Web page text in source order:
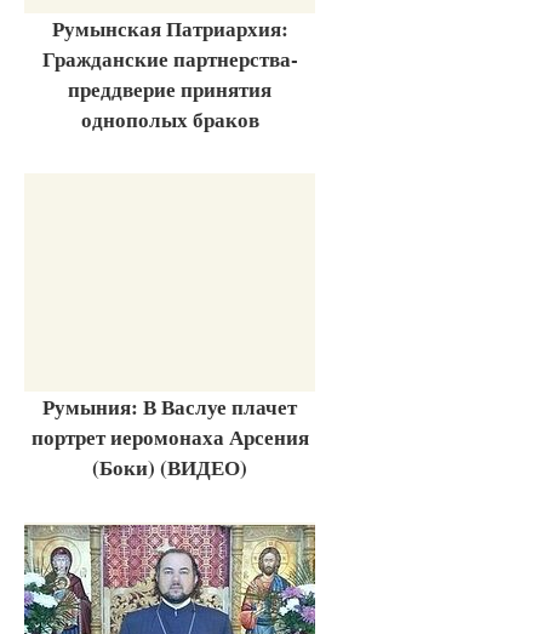
Румынская Патриархия:
Гражданские партнерства-
преддверие принятия
однополых браков
Румыния: В Васлуе плачет
портрет иеромонаха Арсения
(Боки) (ВИДЕО)